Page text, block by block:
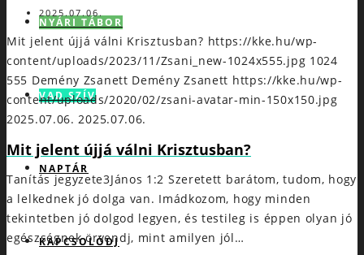
NYÁRI TÁBOR
VAD SZÍV
NAPTÁR
KAPCSOLÓDJ
2025.07.06.
Mit jelent újjá válni Krisztusban? https://kke.hu/wp-
content/uploads/2023/11/Zsani_new-1024x555.jpg 1024
555 Demény Zsanett Demény Zsanett https://kke.hu/wp-
content/uploads/2020/02/zsani-avatar-min-150x150.jpg
2025.07.06. 2025.07.06.
Mit jelent újjá válni Krisztusban?
Tanítás jegyzete3János 1:2 Szeretett barátom, tudom, hogy
a lelkednek jó dolga van. Imádkozom, hogy minden
tekintetben jó dolgod legyen, és testileg is éppen olyan jó
egészségnek örvendj, mint amilyen jól…